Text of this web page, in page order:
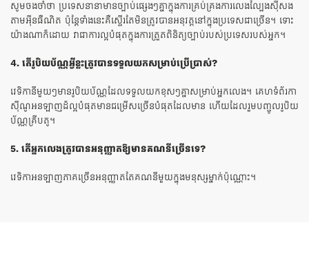
សូមចងចាំថា ប្រទេសនានាមានច្បាប់ផ្សេងៗគ្នាក្នុងការគ្រប់គ្រងការលេងល្បែងស៊ីសង
តាមអ៊ីនធឺណិត ប៉ុន្តែទាំងនេះគឺស្ទើរតែមិនត្រូវបានអនុវត្តនៅក្នុងប្រទេសជាច្រើន។ ទោះ
យ៉ាងណាក៏ដោយ វាជាការល្អបំផុតក្នុងការត្រួតពិនិត្យច្បាប់របស់ប្រទេសរបស់អ្នក។
4. តើរូបិយប័ណ្ណអ្វីខ្លះត្រូវបានទទួលយកសម្រាប់ប្រើប្រាស់?
វេទិកានីមួយៗមានរូបិយប័ណ្ណដែលទទួលយកខុសៗគ្នាសម្រាប់អ្នកលេង។ គេហទំព័រកា
ស៊ីណូអនឡាញដ៏ល្អបំផុតមានជម្រើសច្រើនបំផុតដែលមាន ហើយដែលរួមបញ្ចូលរូបិយ
ប័ណ្ណគ្រីបតូ។
5. តើអ្នកលេងត្រូវបានអនុញ្ញាតឱ្យមានគណនីច្រើនទេ?
វេទិកាអនឡាញភាគច្រើនអនុញ្ញាតតែគណនីមួយក្នុងមនុស្សម្នាក់ប៉ុណ្ណោះ។